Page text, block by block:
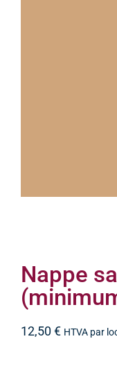
Nappe
12,50 € HTVA par